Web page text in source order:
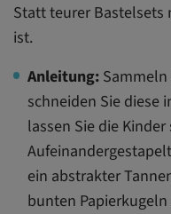
Statt teurer Bastelsets
ist.
Anleitung:
schneiden Sie diese
lassen Sie die
ein abstrakter
bunten